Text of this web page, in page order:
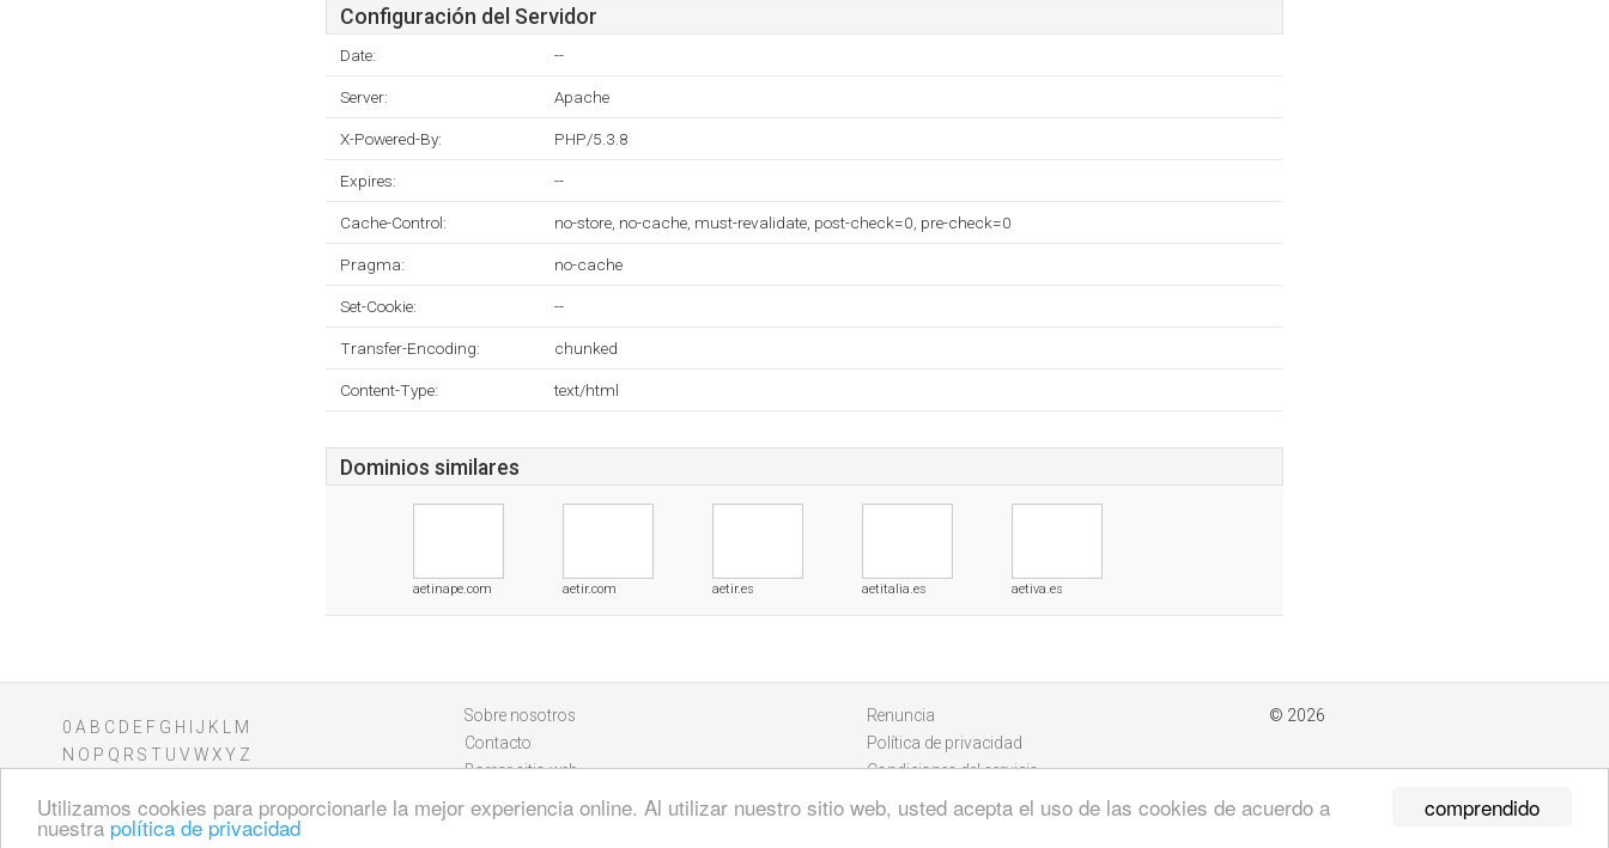
comprendido
Utilizamos cookies para proporcionarle la mejor experiencia online. Al utilizar nuestro sitio web, usted acepta el uso de las cookies de acuerdo a
nuestra política de privacidad
Configuración del Servidor
Date: --
Server: Apache
X-Powered-By: PHP/5.3.8
Expires: --
Cache-Control: no-store, no-cache, must-revalidate, post-check=0, pre-check=0
Pragma: no-cache
Set-Cookie: --
Transfer-Encoding: chunked
Content-Type: text/html
Dominios similares
aetinape.com aetir.com aetir.es aetitalia.es aetiva.es
0 A B C D E F G H J K
M
N O P Q R S T U V WXY Z
Sobre nosotros
Contacto
Borrar sitio web
Renuncia
Política de privacidad
Condiciones del servicio
© 2026